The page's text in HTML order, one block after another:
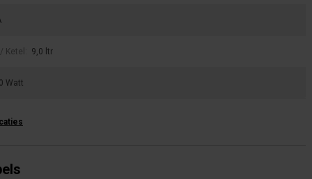
Ketel: 9,0 ltr
Watt